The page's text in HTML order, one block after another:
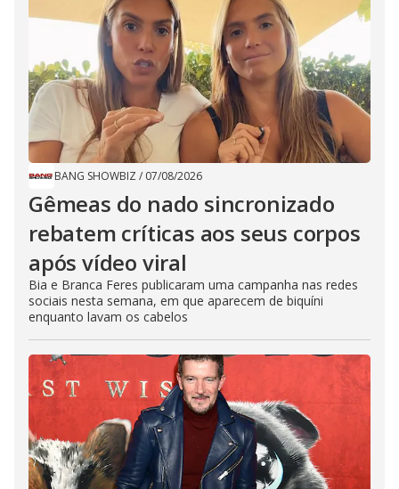
BANG SHOWBIZ / 07/08/2026
Gêmeas do nado sincronizado
rebatem críticas ​a​os seus corpos
após vídeo viral
Bia e Branca Feres publicaram uma campanha nas redes
sociais nesta semana, em que aparecem de biquíni
enquanto lavam os cabelos